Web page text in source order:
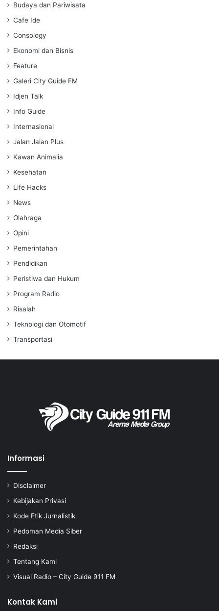
Budaya dan Pariwisata
Cafe Ide
Consology
Ekonomi dan Bisnis
Feature
Galeri City Guide FM
Idjen Talk
Info Guide
Internasional
Jalan Jalan Plus
Kawan Animalia
Kesehatan
Life Hacks
News
Olahraga
Opini
Pemerintahan
Pendidikan
Peristiwa dan Hukum
Program Radio
Risalah
Teknologi dan Otomotif
Transportasi
Informasi
Disclaimer
Kebijakan Privasi
Kode Etik Jurnalistik
Pedoman Media Siber
Redaksi
Tentang Kami
Visual Radio – City Guide 911 FM
Kontak Kami